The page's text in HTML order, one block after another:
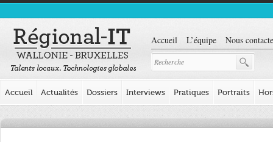
Accueil L’équipe Nous
Accueil Actualités Dossiers Interviews Pratiques Portraits